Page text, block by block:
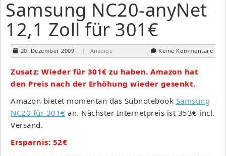
Samsung NC20-anyNet
12,1 Zoll für 301€
20. Dezember 2009 | Anzeige Keine Kommentare
Zusatz: Wieder für 301€ zu haben. Amazon hat
den Preis nach der Erhöhung wieder gesenkt.
Amazon bietet momentan das Subnotebook Samsung
NC20 für 301€ an. Nächster Internetpreis ist 353€ incl.
Versand.
Ersparnis: 52€